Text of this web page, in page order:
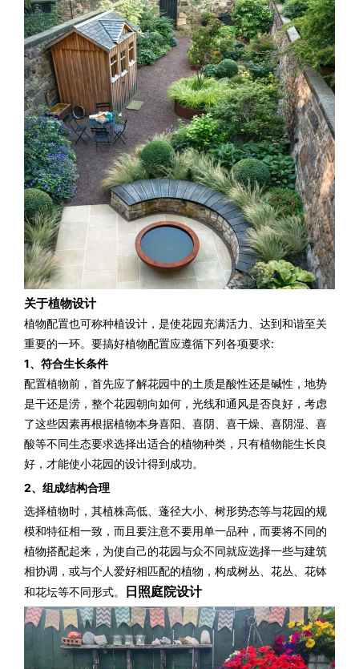
关于植物设计
植物配置也可称种植设计， 是使花园充满活力、达到和谐至关
重要的一环。要搞好植物配置应遵循下列各项要求:
1、符合生长条件
配置植物前， 首先应了解花园中的土质是酸性还是碱性，地势
是干还是涝，整个花园朝向如何，光线和通风是否良好，考虑
了这些因素再根据植物本身喜阳、喜阴、喜干燥、喜阴湿、喜
酸等不同生态要求选择出适合的植物种类，只有植物能生长良
好，才能使小花园的设计得到成功。
2、组成结构合理
选择植物时， 其植株高低、蓬径大小、树形势态等与花园的规
模和特征相一致，而且要注意不要用单一品种，而要将不同的
植物搭配起来，为使自己的花园与众不同就应选择一些与建筑
相协调，或与个人爱好相匹配的植物，构成树丛、花丛、花钵
和花坛等不同形式。
日照庭院设计